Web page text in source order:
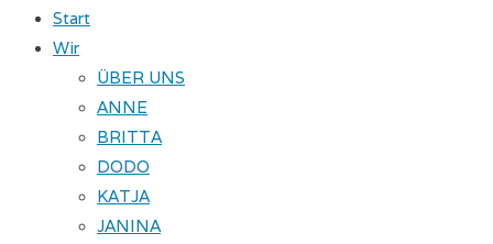
Start
Wir
ÜBER UNS
ANNE
BRITTA
DODO
KATJA
JANINA